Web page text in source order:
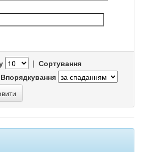
| Сортування
Впорядкування